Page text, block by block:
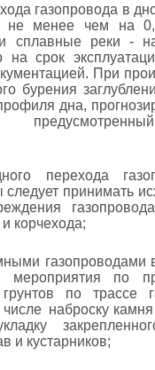
газопровода в
не менее чем на
и сплавные реки -
срок
При
бурения
дна,
перехода
принимать
корчехода;
газопроводами
по
по трассе
наброску камня
и кустарников;